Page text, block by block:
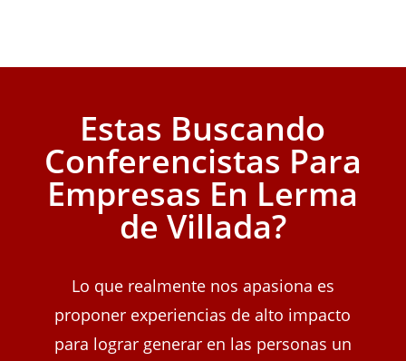
Estas Buscando
Conferencistas Para
Empresas En Lerma
de Villada?
Lo que realmente nos apasiona es
proponer experiencias de alto impacto
para lograr generar en las personas un